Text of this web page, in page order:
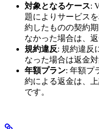
対象となるケース:
題によりサービス
約したものの契約
なかった場合は、
規約違反: 規約違反
なった場合は返金対
年額プラン: 年額プ
約による返金は、
です。